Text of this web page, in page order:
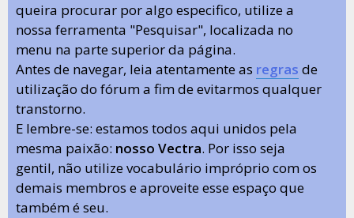
queira procurar por algo especifico, utilize a
nossa ferramenta "Pesquisar", localizada no
menu na parte superior da página.
Antes de navegar, leia atentamente as regras de
utilização do fórum a fim de evitarmos qualquer
transtorno.
E lembre-se: estamos todos aqui unidos pela
mesma paixão: nosso Vectra. Por isso seja
gentil, não utilize vocabulário impróprio com os
demais membros e aproveite esse espaço que
também é seu.